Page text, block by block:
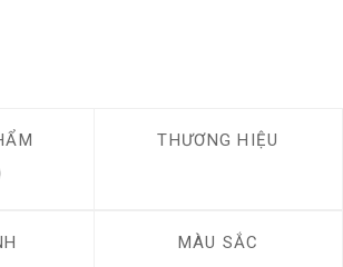
THƯƠNG HIỆU
MÀU SẮC